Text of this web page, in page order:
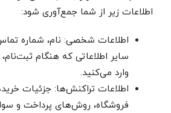
اطلاعات زیر از شما جمع‌آوری شود:
اطلاعات شخصی: نام، شماره
سایر اطلاعاتی که هنگام
وارد می‌کنید.
اطلاعات تراکنش‌ها: جزئیات
فروشگاه، روش‌های پرداخت و